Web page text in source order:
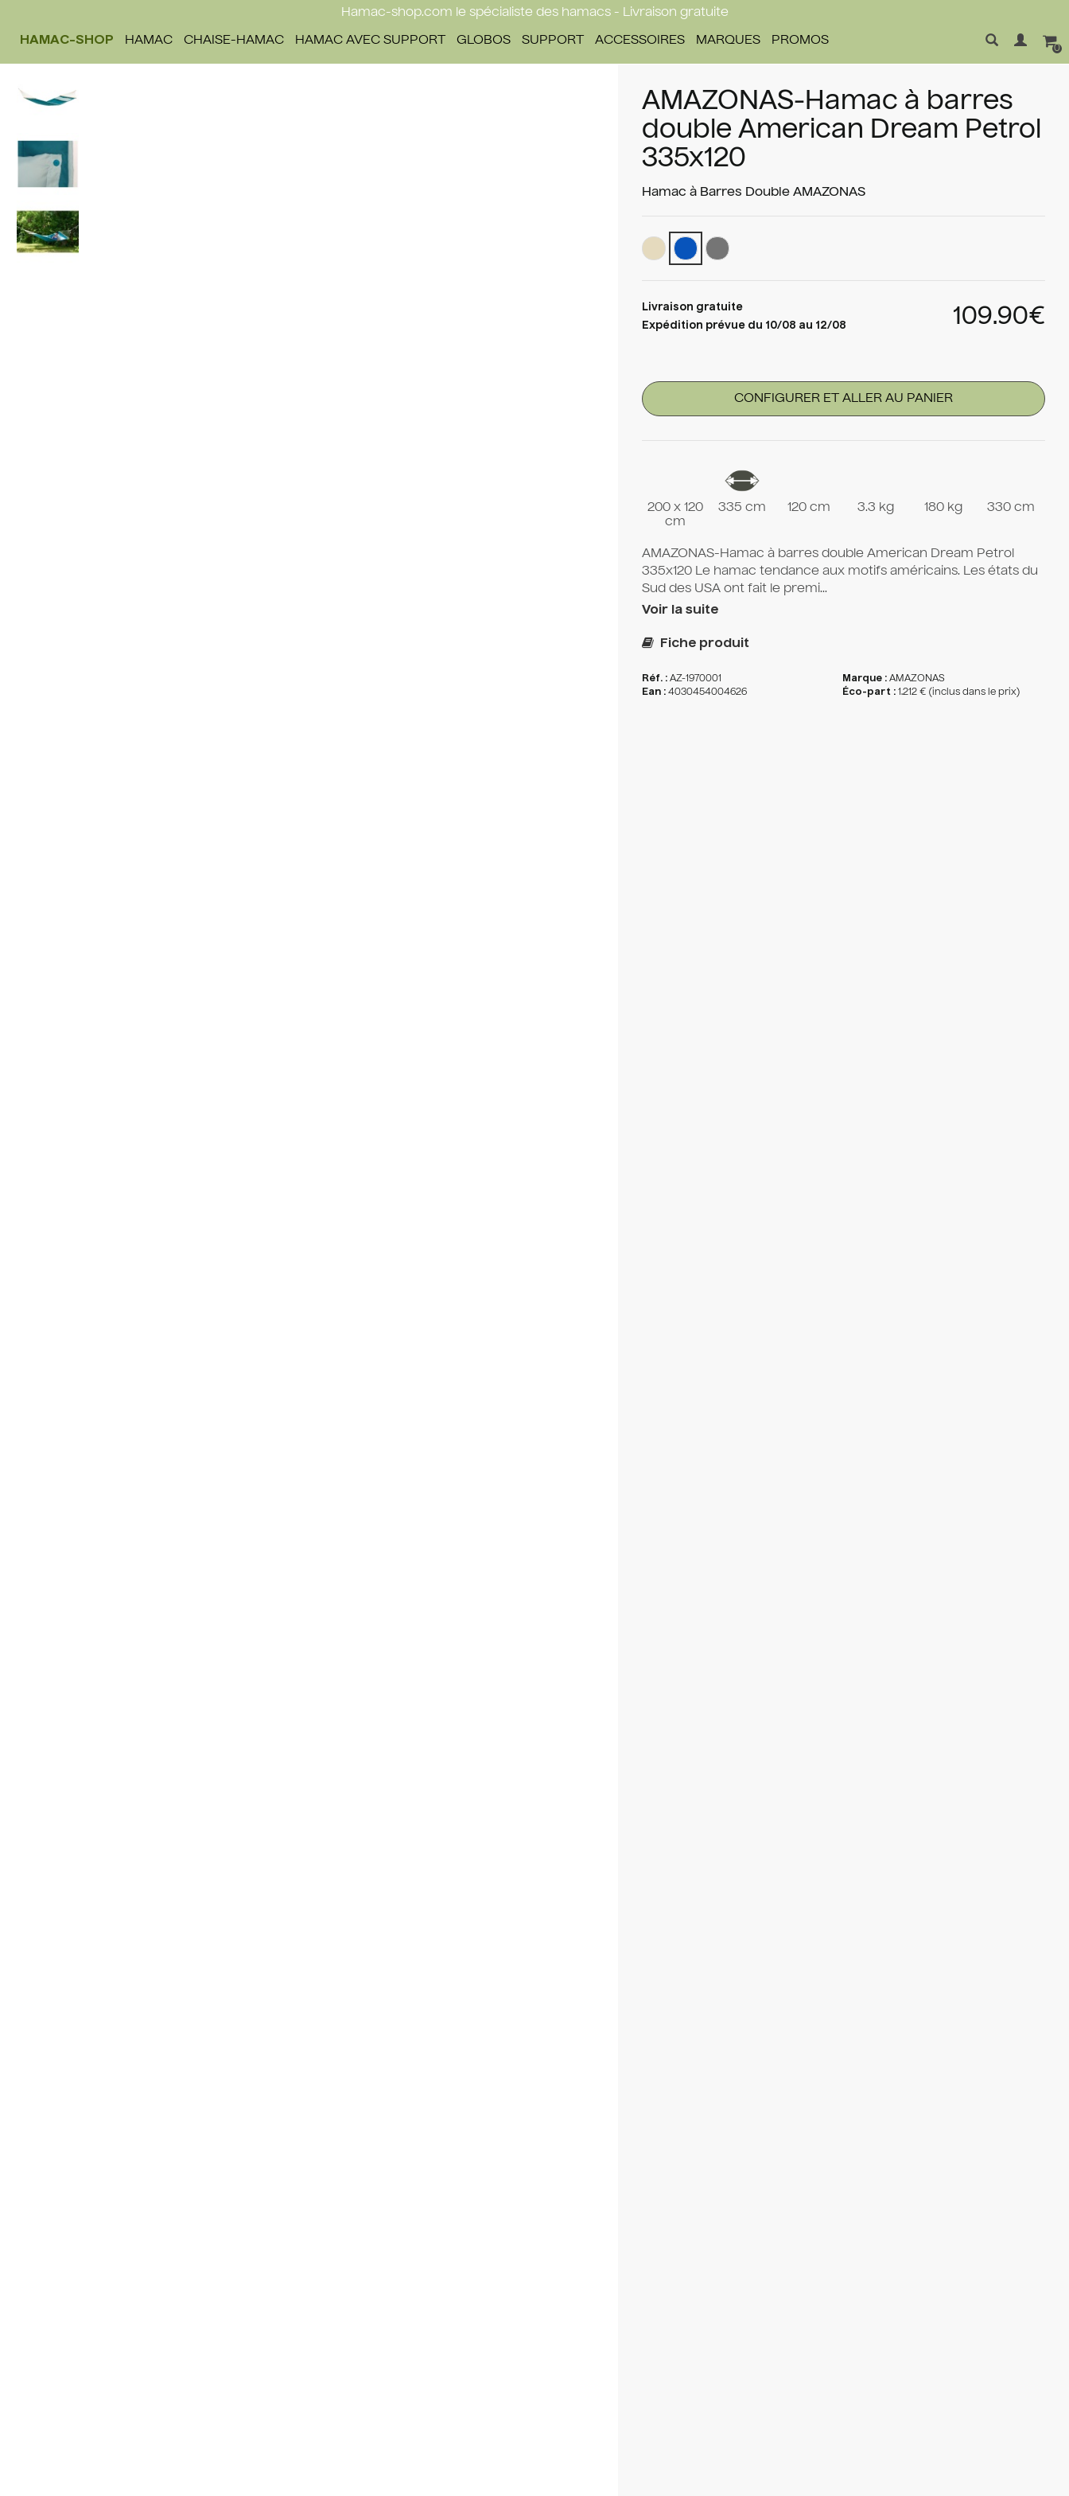
Hamac-shop.com le spécialiste des hamacs - Livraison gratuite
HAMAC-SHOP HAMAC CHAISE-HAMAC HAMAC AVEC SUPPORT GLOBOS SUPPORT ACCESSOIRES MARQUES PROMOS
0
AMAZONAS-Hamac à barres
double American Dream Petrol
335x120
Hamac à Barres Double AMAZONAS
Livraison gratuite
Expédition prévue du 10/08 au 12/08
109.90€
CONFIGURER ET ALLER AU PANIER
200 x 120
cm
335 cm 120 cm 3.3 kg 180 kg 330 cm
AMAZONAS-Hamac à barres double American Dream Petrol
335x120 Le hamac tendance aux motifs américains. Les états du
Sud des USA ont fait le premi...
Voir la suite
Fiche produit
Réf. : AZ-1970001
Ean : 4030454004626
Marque : AMAZONAS
Éco-part : 1.212 € (inclus dans le prix)